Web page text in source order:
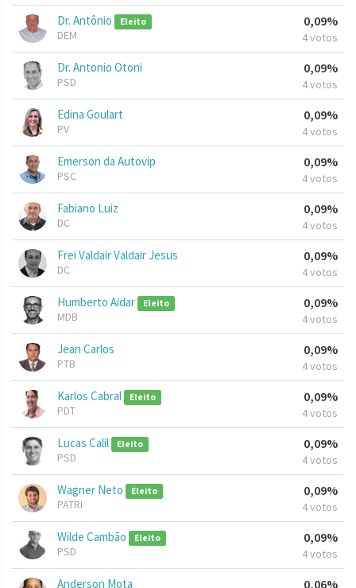
Dr. Antônio Eleito
DEM
0,09%
4 votos
Dr. Antonio Otoni
PSD
0,09%
4 votos
Edina Goulart
PV
0,09%
4 votos
Emerson da Autovip
PSC
0,09%
4 votos
Fabiano Luiz
DC
0,09%
4 votos
Frei Valdair Valdair Jesus
DC
0,09%
4 votos
Humberto Aidar Eleito
MDB
0,09%
4 votos
Jean Carlos
PTB
0,09%
4 votos
Karlos Cabral Eleito
PDT
0,09%
4 votos
Lucas Calil Eleito
PSD
0,09%
4 votos
Wagner Neto Eleito
PATRI
0,09%
4 votos
Wilde Cambão Eleito
PSD
0,09%
4 votos
Anderson Mota 0,06%